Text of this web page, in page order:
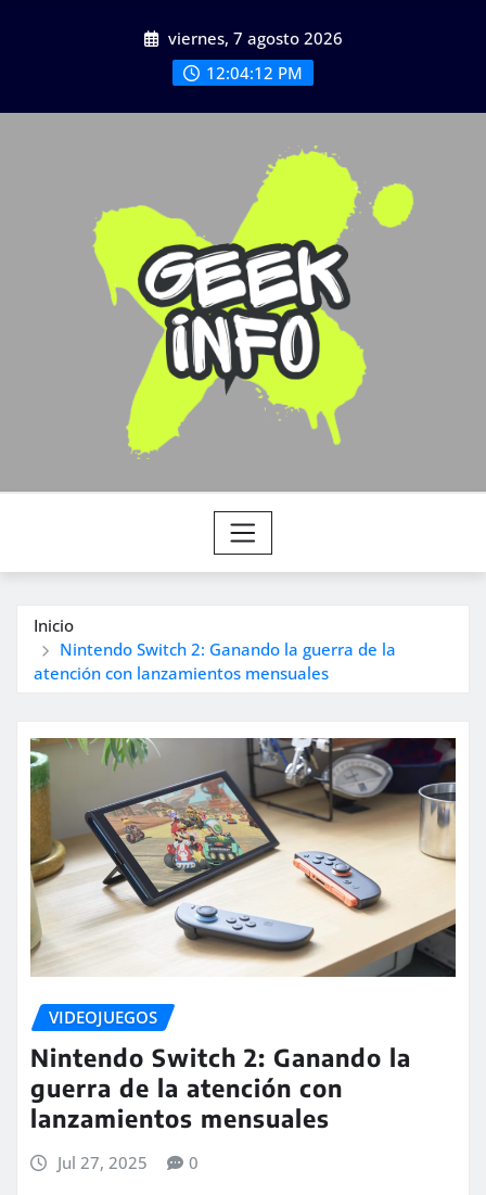
viernes, 7 agosto 2026
12:04:12 PM
Inicio
Nintendo Switch 2: Ganando la guerra de la
atención con lanzamientos mensuales
VIDEOJUEGOS
Nintendo Switch 2: Ganando la
guerra de la atención con
lanzamientos mensuales
Jul 27, 2025 0